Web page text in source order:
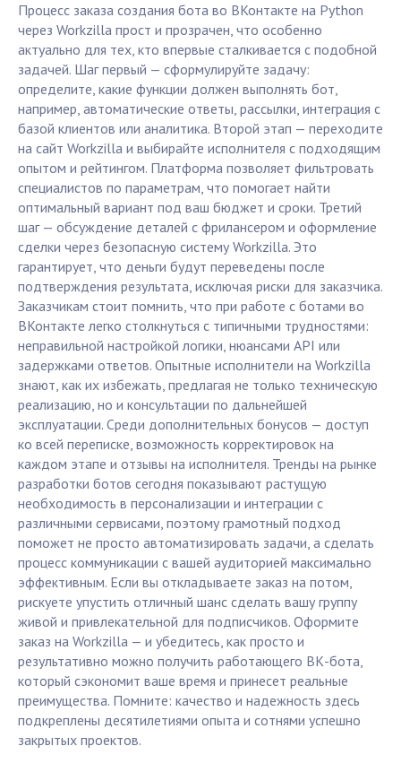
Процесс заказа создания бота во ВКонтакте на Python
через Workzilla прост и прозрачен, что особенно
актуально для тех, кто впервые сталкивается с подобной
задачей. Шаг первый — сформулируйте задачу:
определите, какие функции должен выполнять бот,
например, автоматические ответы, рассылки, интеграция с
базой клиентов или аналитика. Второй этап — переходите
на сайт Workzilla и выбирайте исполнителя с подходящим
опытом и рейтингом. Платформа позволяет фильтровать
специалистов по параметрам, что помогает найти
оптимальный вариант под ваш бюджет и сроки. Третий
шаг — обсуждение деталей с фрилансером и оформление
сделки через безопасную систему Workzilla. Это
гарантирует, что деньги будут переведены после
подтверждения результата, исключая риски для заказчика.
Заказчикам стоит помнить, что при работе с ботами во
ВКонтакте легко столкнуться с типичными трудностями:
неправильной настройкой логики, нюансами API или
задержками ответов. Опытные исполнители на Workzilla
знают, как их избежать, предлагая не только техническую
реализацию, но и консультации по дальнейшей
эксплуатации. Среди дополнительных бонусов — доступ
ко всей переписке, возможность корректировок на
каждом этапе и отзывы на исполнителя. Тренды на рынке
разработки ботов сегодня показывают растущую
необходимость в персонализации и интеграции с
различными сервисами, поэтому грамотный подход
поможет не просто автоматизировать задачи, а сделать
процесс коммуникации с вашей аудиторией максимально
эффективным. Если вы откладываете заказ на потом,
рискуете упустить отличный шанс сделать вашу группу
живой и привлекательной для подписчиков. Оформите
заказ на Workzilla — и убедитесь, как просто и
результативно можно получить работающего ВК-бота,
который сэкономит ваше время и принесет реальные
преимущества. Помните: качество и надежность здесь
подкреплены десятилетиями опыта и сотнями успешно
закрытых проектов.